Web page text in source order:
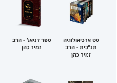
סט ארכיאולוגיה
תנ"כית - הרב
זמיר כהן
ספר דניאל - הרב
זמיר כהן